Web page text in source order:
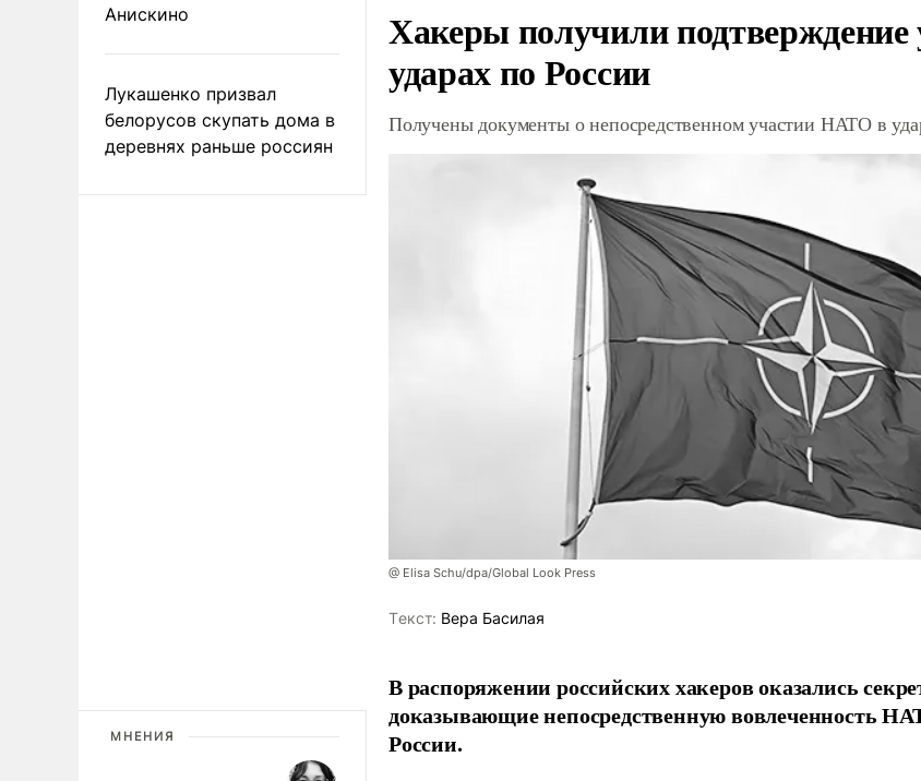
Анискино
Лукашенко призвал
белорусов скупать дома в
деревнях раньше россиян
МНЕНИЯ
Хакеры получили
ударах по России
Получены документы о непосредственном участии НАТО в
@ Elisa Schu/dpa/Global Look Press
Tекст: Вера Басилая
В распоряжении российских хакеров оказались
доказывающие непосредственную вовлеченность
России.